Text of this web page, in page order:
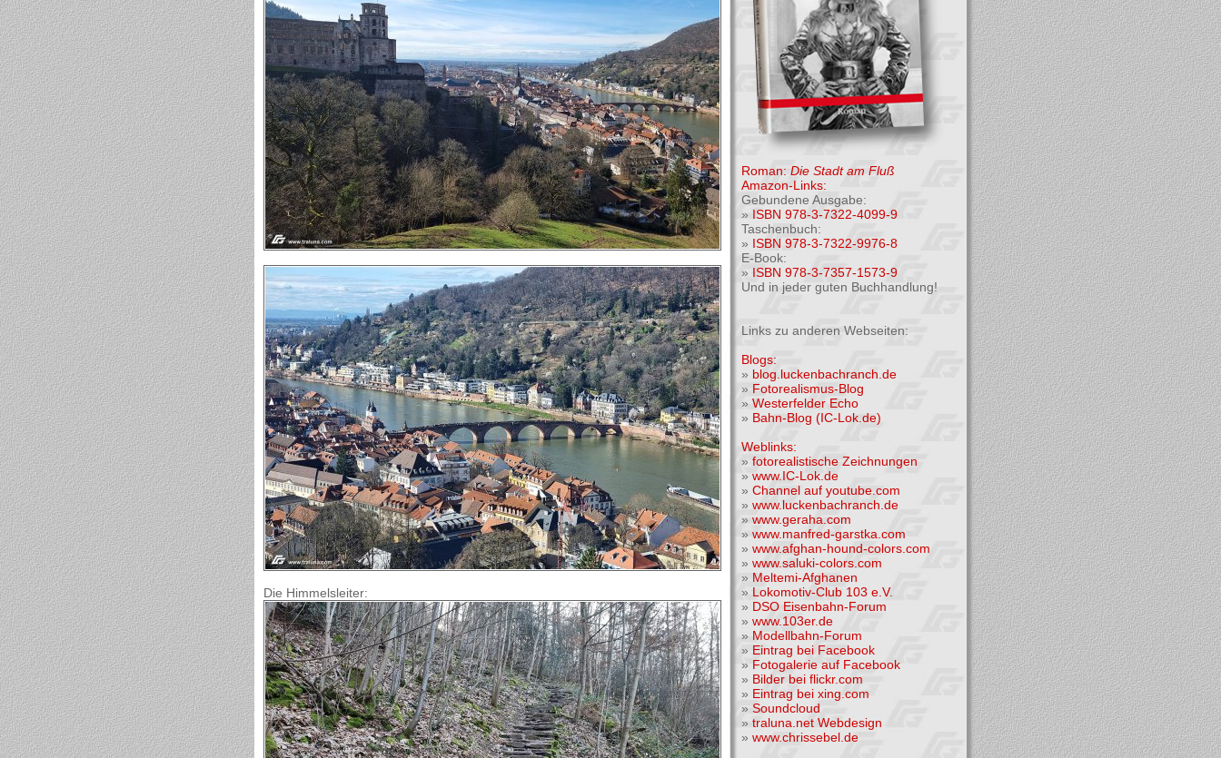
Roman: Die Stadt am Fluß
Amazon-Links:
Gebundene Ausgabe:
» ISBN 978-3-7322-4099-9
Taschenbuch:
» ISBN 978-3-7322-9976-8
E-Book:
» ISBN 978-3-7357-1573-9
Und in jeder guten Buchhandlung!
Links zu anderen Webseiten:
Blogs:
» blog.luckenbachranch.de
» Fotorealismus-Blog
» Westerfelder Echo
» Bahn-Blog (IC-Lok.de)
Weblinks:
» fotorealistische Zeichnungen
» www.IC-Lok.de
» Channel auf youtube.com
» www.luckenbachranch.de
» www.geraha.com
» www.manfred-garstka.com
» www.afghan-hound-colors.com
» www.saluki-colors.com
» Meltemi-Afghanen
» Lokomotiv-Club 103 e.V.
» DSO Eisenbahn-Forum
» www.103er.de
» Modellbahn-Forum
» Eintrag bei Facebook
» Fotogalerie auf Facebook
» Bilder bei flickr.com
» Eintrag bei xing.com
» Soundcloud
» traluna.net Webdesign
» www.chrissebel.de
Die Himmelsleiter: